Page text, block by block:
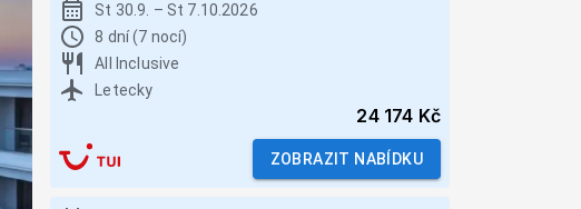
St 30.9. – St 7.10.2026
8 dní (7 nocí)
All Inclusive
Letecky
24 174 Kč
ZOBRAZIT NABÍDKU